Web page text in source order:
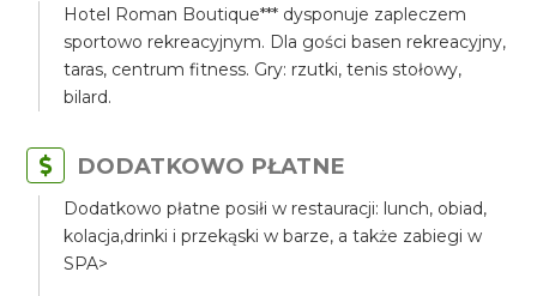
Hotel Roman Boutique*** dysponuje zapleczem
sportowo rekreacyjnym. Dla gości basen rekreacyjny,
taras, centrum fitness. Gry: rzutki, tenis stołowy,
bilard.
DODATKOWO PŁATNE
Dodatkowo płatne posiłi w restauracji: lunch, obiad,
kolacja,drinki i przekąski w barze, a także zabiegi w
SPA>